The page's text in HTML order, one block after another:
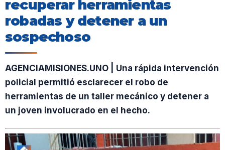
recuperar herramientas
robadas y detener a un
sospechoso
AGENCIAMISIONES.UNO | Una rápida intervención
policial permitió esclarecer el robo de
herramientas de un taller mecánico y detener a
un joven involucrado en el hecho.